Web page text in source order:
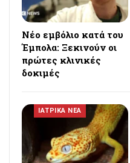
Νέο εμβόλιο κατά του
Έμπολα: Ξεκινούν οι
πρώτες κλινικές
δοκιμές
ΙΑΤΡΙΚΑ ΝΕΑ